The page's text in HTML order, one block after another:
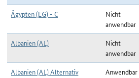
Ägypten (EG) - C
Nicht
anwendbar
Albanien (AL)
Nicht
anwendbar
Albanien (AL) Alternativ
Anwendbar